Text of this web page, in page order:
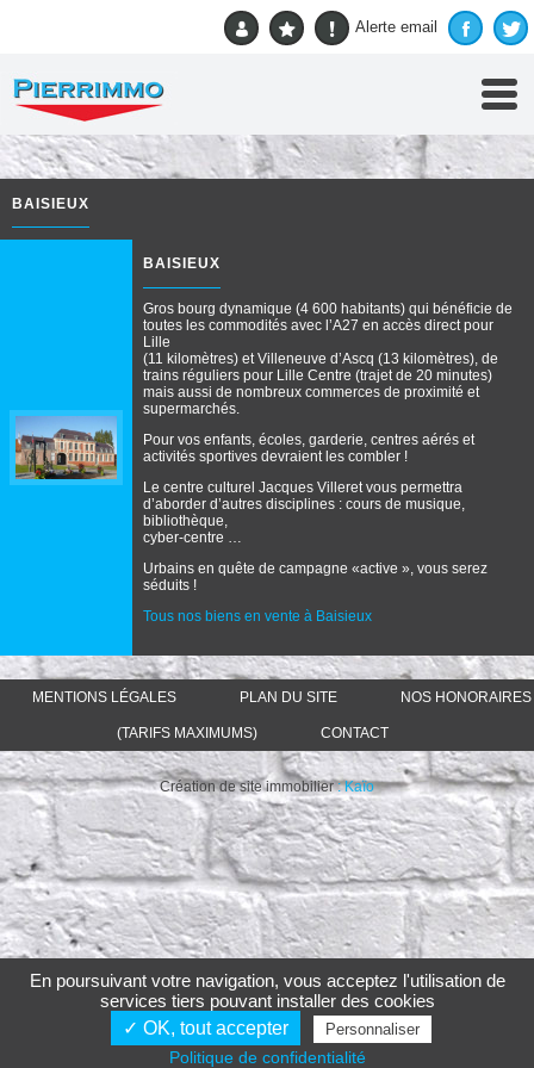
Alerte email
BAISIEUX
BAISIEUX
Gros bourg dynamique (4 600 habitants) qui bénéficie de
toutes les commodités avec l’A27 en accès direct pour
Lille
(11 kilomètres) et Villeneuve d’Ascq (13 kilomètres), de
trains réguliers pour Lille Centre (trajet de 20 minutes)
mais aussi de nombreux commerces de proximité et
supermarchés.
Pour vos enfants, écoles, garderie, centres aérés et
activités sportives devraient les combler !
Le centre culturel Jacques Villeret vous permettra
d’aborder d’autres disciplines : cours de musique,
bibliothèque,
cyber-centre …
Urbains en quête de campagne «active », vous serez
séduits !
Tous nos biens en vente à Baisieux
MENTIONS LÉGALES PLAN DU SITE NOS HONORAIRES
(TARIFS MAXIMUMS) CONTACT
Création de site immobilier: Kaïo
En poursuivant votre navigation, vous acceptez l'utilisation de
services tiers pouvant installer des cookies
✓ OK, tout accepter
Personnaliser
Politique de confidentialité